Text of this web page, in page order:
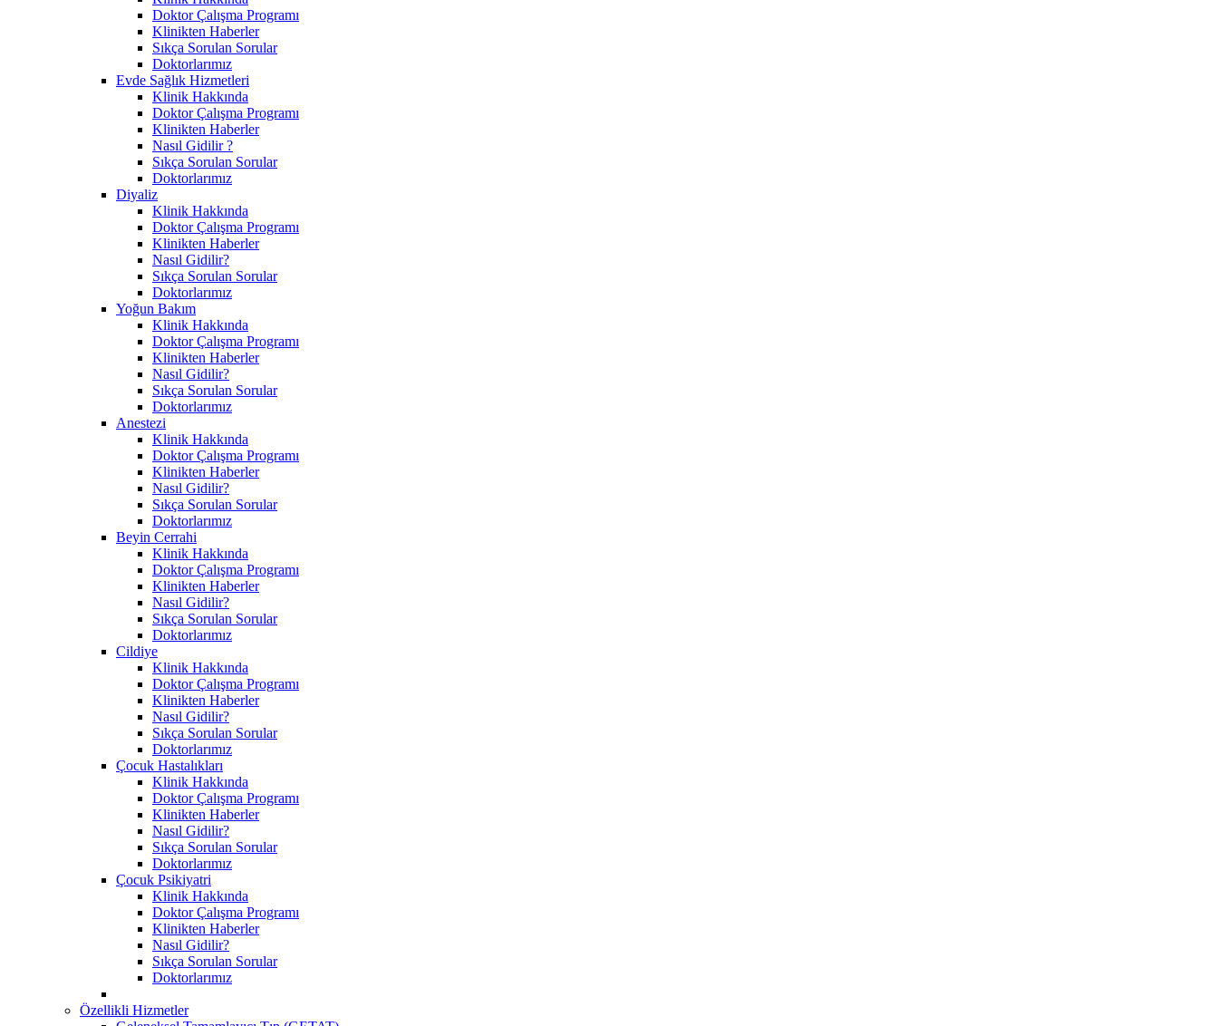
Doktor Çalışma Programı
Klinikten Haberler
Sıkça Sorulan Sorular
Doktorlarımız
Evde Sağlık Hizmetleri
Klinik Hakkında
Doktor Çalışma Programı
Klinikten Haberler
Nasıl Gidilir ?
Sıkça Sorulan Sorular
Doktorlarımız
Diyaliz
Klinik Hakkında
Doktor Çalışma Programı
Klinikten Haberler
Nasıl Gidilir?
Sıkça Sorulan Sorular
Doktorlarımız
Yoğun Bakım
Klinik Hakkında
Doktor Çalışma Programı
Klinikten Haberler
Nasıl Gidilir?
Sıkça Sorulan Sorular
Doktorlarımız
Anestezi
Klinik Hakkında
Doktor Çalışma Programı
Klinikten Haberler
Nasıl Gidilir?
Sıkça Sorulan Sorular
Doktorlarımız
Beyin Cerrahi
Klinik Hakkında
Doktor Çalışma Programı
Klinikten Haberler
Nasıl Gidilir?
Sıkça Sorulan Sorular
Doktorlarımız
Cildiye
Klinik Hakkında
Doktor Çalışma Programı
Klinikten Haberler
Nasıl Gidilir?
Sıkça Sorulan Sorular
Doktorlarımız
Çocuk Hastalıkları
Klinik Hakkında
Doktor Çalışma Programı
Klinikten Haberler
Nasıl Gidilir?
Sıkça Sorulan Sorular
Doktorlarımız
Çocuk Psikiyatri
Klinik Hakkında
Doktor Çalışma Programı
Klinikten Haberler
Nasıl Gidilir?
Sıkça Sorulan Sorular
Doktorlarımız
Özellikli Hizmetler